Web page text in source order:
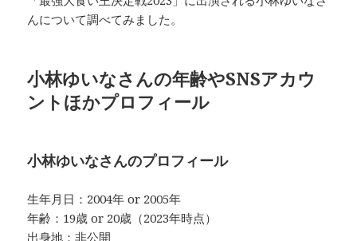
んについて調べてみました。
小林ゆいなさんの年齢やSNSアカウ
ントほかプロフィール
小林ゆいなさんのプロフィール
生年月日：2004年 or 2005年
年齢：19歳 or 20歳（2023年時点）
出身地：非公開